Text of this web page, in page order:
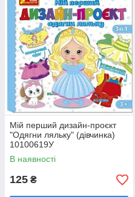
Мій перший дизайн-проєкт
"Одягни ляльку" (дівчинка)
10100619У
В наявності
125 ₴